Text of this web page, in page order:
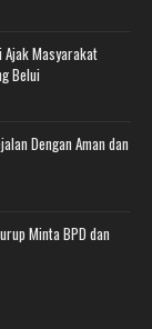
Ajak Masyarakat
Belui
Dengan Aman dan
Minta BPD dan